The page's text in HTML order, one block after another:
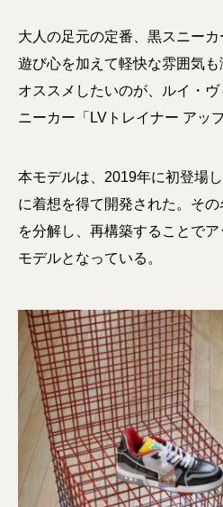
大人の足元の定番、黒スニー
遊び心を加えて軽快な雰囲気
オススメしたいのが、ルイ・
ニーカー「LVトレイナー アッ
本モデルは、2019年に初登場
に着想を得て開発された。そ
を分解し、再構築することで
モデルとなっている。